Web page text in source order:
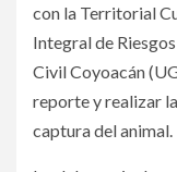
con la Territorial
Integral de
Civil Coyoacán
reporte y realizar
captura del animal.